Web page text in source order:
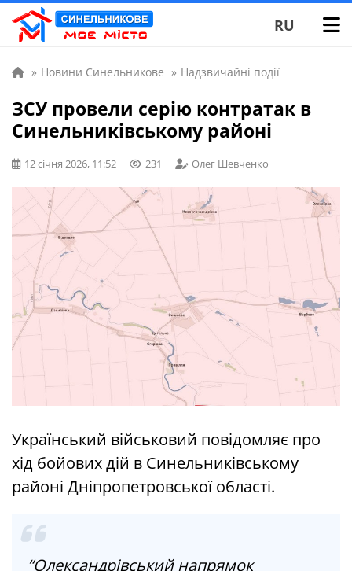
RU
» Новини Синельникове » Надзвичайні події
ЗСУ провели серію контратак в
Синельниківському районі
12 січня 2026, 11:52 231 Олег Шевченко
Український військовий повідомляє про
хід бойових дій в Синельниківському
районі Дніпропетровської області.
“Олександрівський напрямок